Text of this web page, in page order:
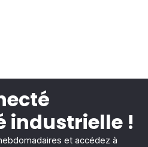
industrielle !
et accédez à